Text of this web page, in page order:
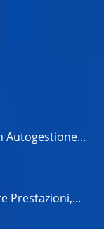
Autogestione...
Prestazioni,...